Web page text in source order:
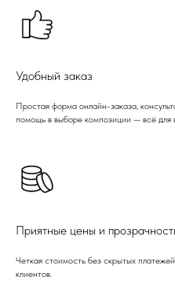
Удобный заказ
Простая форма онлайн-заказа,
помощь в выборе композиции — всё для
Приятные цены и
Четкая стоимость без скрытых
клиентов.